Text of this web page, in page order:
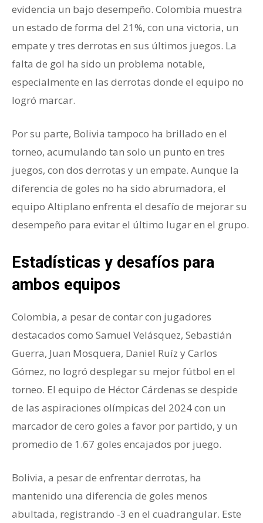
evidencia un bajo desempeño. Colombia muestra
un estado de forma del 21%, con una victoria, un
empate y tres derrotas en sus últimos juegos. La
falta de gol ha sido un problema notable,
especialmente en las derrotas donde el equipo no
logró marcar.
Por su parte, Bolivia tampoco ha brillado en el
torneo, acumulando tan solo un punto en tres
juegos, con dos derrotas y un empate. Aunque la
diferencia de goles no ha sido abrumadora, el
equipo Altiplano enfrenta el desafío de mejorar su
desempeño para evitar el último lugar en el grupo.
Estadísticas y desafíos para
ambos equipos
Colombia, a pesar de contar con jugadores
destacados como Samuel Velásquez, Sebastián
Guerra, Juan Mosquera, Daniel Ruíz y Carlos
Gómez, no logró desplegar su mejor fútbol en el
torneo. El equipo de Héctor Cárdenas se despide
de las aspiraciones olímpicas del 2024 con un
marcador de cero goles a favor por partido, y un
promedio de 1.67 goles encajados por juego.
Bolivia, a pesar de enfrentar derrotas, ha
mantenido una diferencia de goles menos
abultada, registrando -3 en el cuadrangular. Este